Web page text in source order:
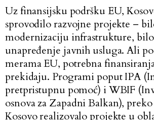
Uz finansijsku podršku EU,
sprovodilo razvojne projekte –
modernizaciju infrastrukture,
unapređenje javnih usluga. Ali
merama EU, potrebna
prekidaju. Programi poput IPA
pretpristupnu pomoć) i WBIF
osnova za Zapadni Balkan),
Kosovo realizovalo projekte u